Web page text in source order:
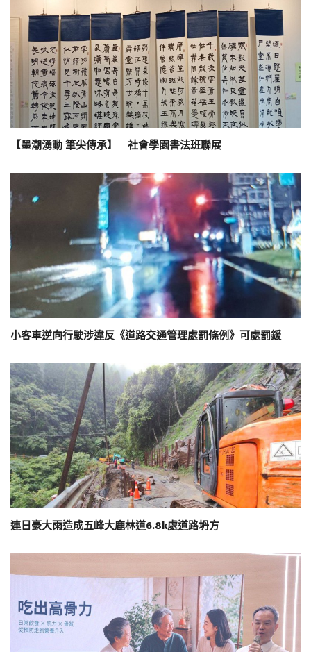
【墨潮湧動 筆尖傳承】 社會學園書法班聯展
小客車逆向行駛涉違反《道路交通管理處罰條例》可處罰鍰
連日豪大雨造成五峰大鹿林道6.8k處道路坍方